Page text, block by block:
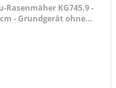
Rasenmäher KG745.9 -
cm - Grundgerät ohne